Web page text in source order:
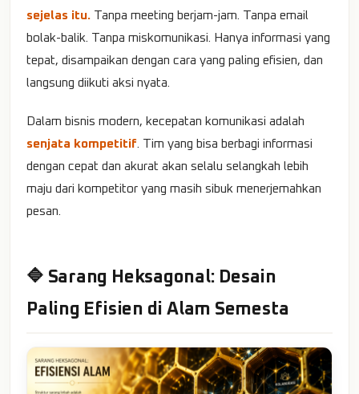
sejelas itu. Tanpa meeting berjam-jam. Tanpa email
bolak-balik. Tanpa miskomunikasi. Hanya informasi yang
tepat, disampaikan dengan cara yang paling efisien, dan
langsung diikuti aksi nyata.
Dalam bisnis modern, kecepatan komunikasi adalah
senjata kompetitif . Tim yang bisa berbagi informasi
dengan cepat dan akurat akan selalu selangkah lebih
maju dari kompetitor yang masih sibuk menerjemahkan
pesan.
🔷 Sarang Heksagonal: Desain
Paling Efisien di Alam Semesta